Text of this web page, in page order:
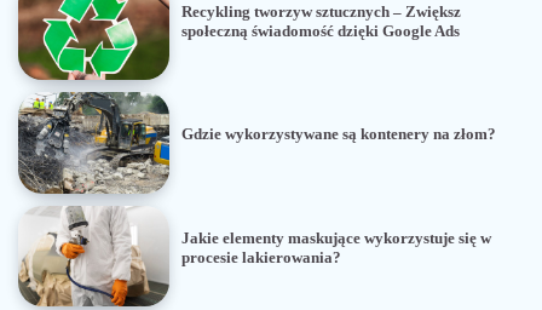
Recykling tworzyw sztucznych – Zwiększ
społeczną świadomość dzięki Google Ads
Gdzie wykorzystywane są kontenery na złom?
Jakie elementy maskujące wykorzystuje się w
procesie lakierowania?